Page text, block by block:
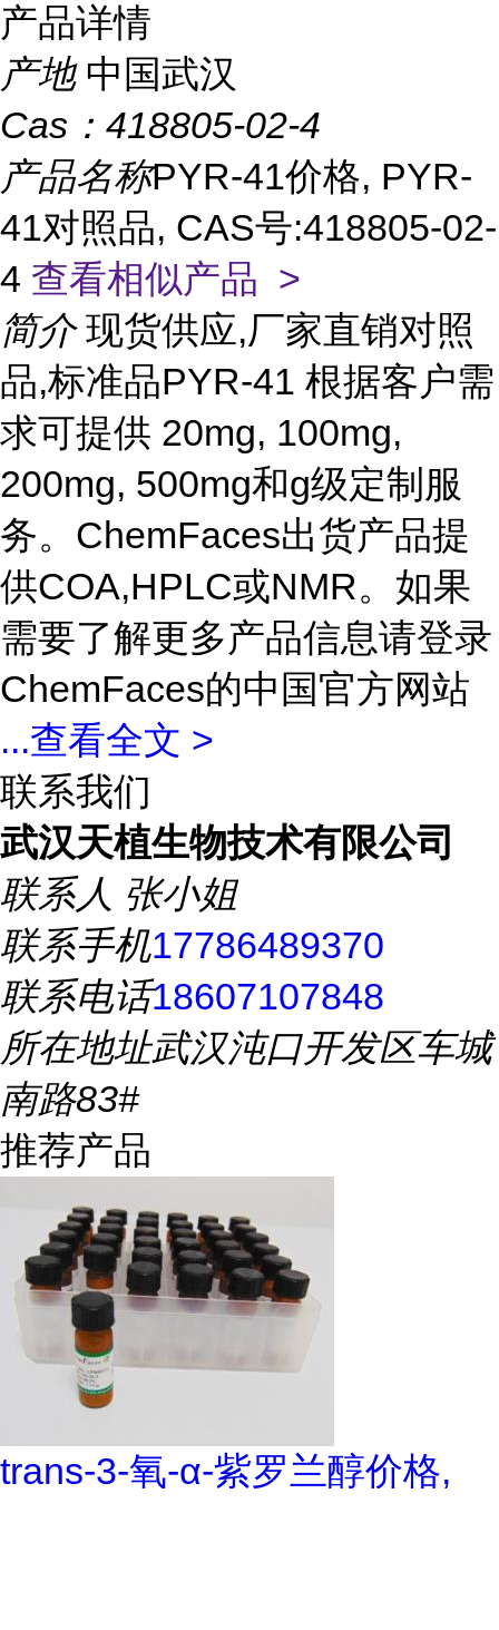
产品详情
产地 中国武汉
Cas： 418805-02-4
产品名称PYR-41价格, PYR-
41对照品, CAS号:418805-02-
4 查看相似产品 >
简介 现货供应,厂家直销对照
品,标准品PYR-41 根据客户需
求可提供 20mg, 100mg,
200mg, 500mg和g级定制服
务。ChemFaces出货产品提
供COA,HPLC或NMR。如果
需要了解更多产品信息请登录
ChemFaces的中国官方网站
...查看全文 >
联系我们
武汉天植生物技术有限公司
联系人 张小姐
联系手机17786489370
联系电话18607107848
所在地址武汉沌口开发区车城
南路83#
推荐产品
trans-3-氧-α-紫罗兰醇价格,